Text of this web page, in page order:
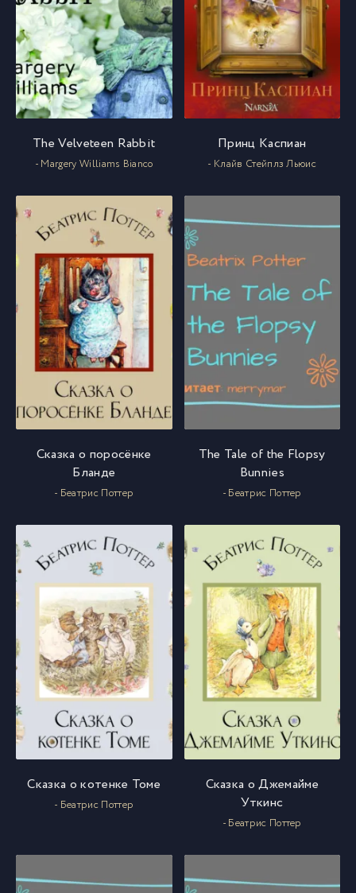
The Velveteen Rabbit
- Margery Williams Bianco
Принц Каспиан
- Клайв Стейплз Льюис
Сказка о поросёнке
Бланде
- Беатрис Поттер
The Tale of the Flopsy
Bunnies
- Беатрис Поттер
Сказка о котенке Томе
- Беатрис Поттер
Сказка о Джемайме
Уткинс
- Беатрис Поттер